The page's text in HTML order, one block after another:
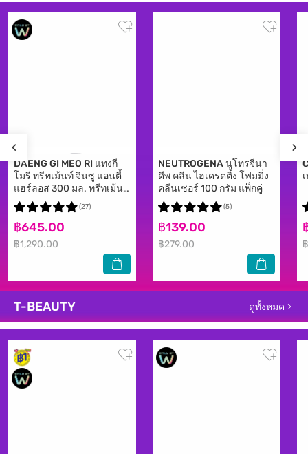
DAENG GI MEO RI แทงกี
โมรี ทรีทเม้นท์ จินซู แอนตี้
แฮร์ลอส 300 มล. ทรีทเม้นท์
ลดผมขาดหลุดร่วง
฿645.00
฿1,290.00
(27)
NEUTROGENAนูโทรจีนา
ดีพ คลีน ไฮเดรตติ้ง โฟมมิ่ง
คลีนเซอร์ 100 กรัม แพ็กคู่
฿139.00
฿279.00
(5)
T-BEAUTY ดูทั้งหมด